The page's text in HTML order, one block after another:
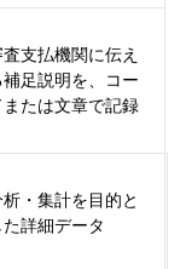
査支払機関に伝え
補足説明を、コー
または文章で記録
析・集計を目的と
た詳細データ